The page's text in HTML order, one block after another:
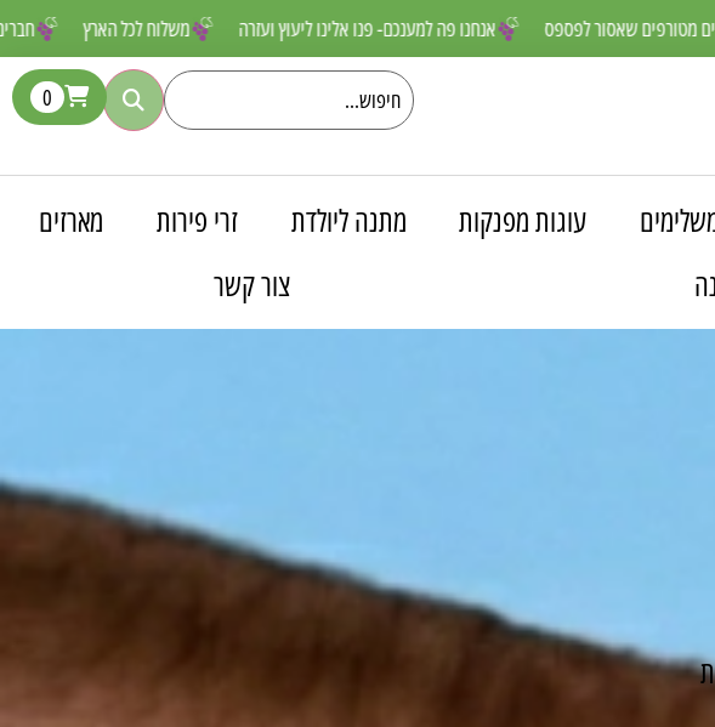
משלוח לכל אנחנו פה למענכם- פנו אלינו ליעוץ ועזרה מבצעים מטורפים שאסור לפספס
0
עוגות מפנקות מתנה ליולדת זרי פירות
מארזים
צור קשר